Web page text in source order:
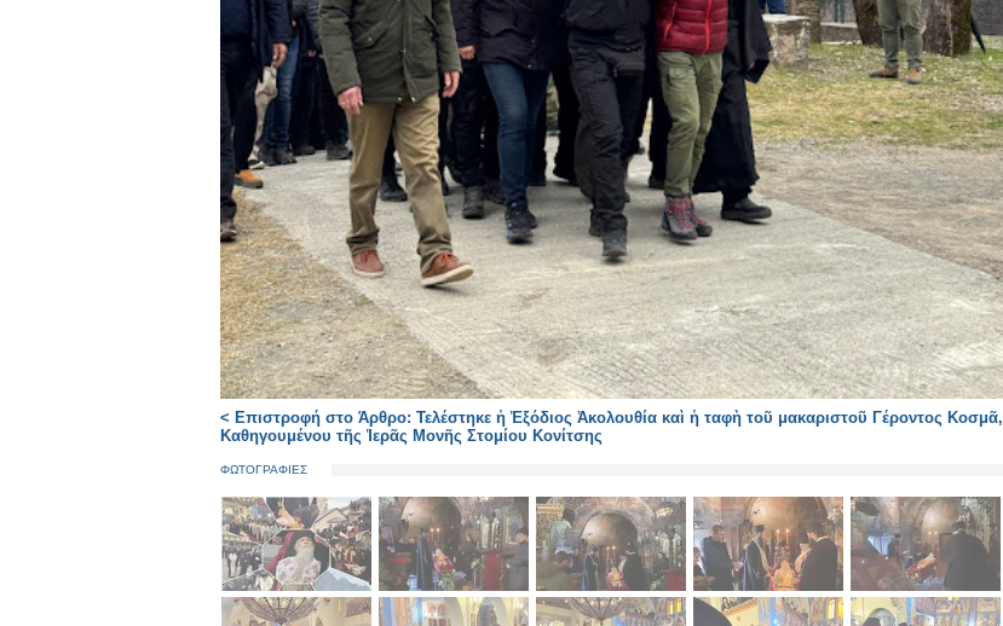
< Επιστροφή στο Άρθρο: Τελέστηκε ἡ Ἐξόδιος Ἀκολουθία καὶ ἡ ταφὴ τοῦ μακαριστοῦ Γέροντος Κοσμᾶ,
Καθηγουμένου τῆς Ἱερᾶς Μονῆς Στομίου Κονίτσης
ΦΩΤΟΓΡΑΦΙΕΣ